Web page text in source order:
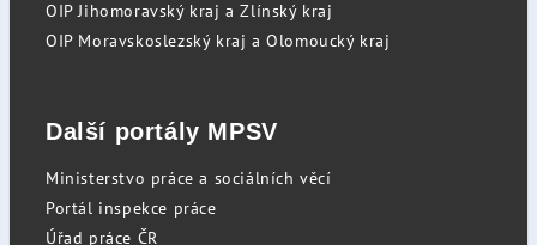
OIP Jihomoravský kraj a Zlínský kraj
OIP Moravskoslezský kraj a Olomoucký kraj
Další portály MPSV
Ministerstvo práce a sociálních věcí
Portál inspekce práce
Úřad práce ČR